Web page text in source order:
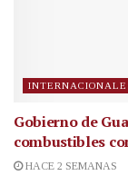
Gobierno de
combustibles
HACE 2 SEMANAS